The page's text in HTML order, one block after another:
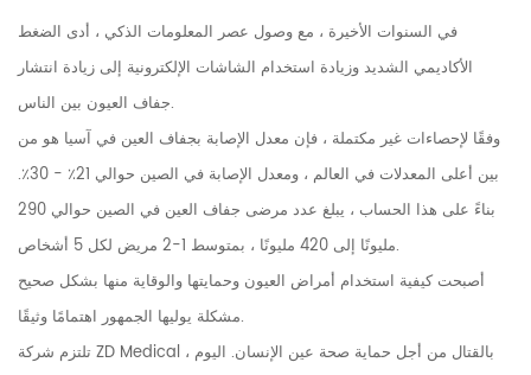
في السنوات الأخيرة ، مع وصول عصر المعلومات الذكي ، أدى الضغط
الأكاديمي الشديد وزيادة استخدام الشاشات الإلكترونية إلى زيادة انتشار
جفاف العيون بين الناس.
وفقًا لإحصاءات غير مكتملة ، فإن معدل الإصابة بجفاف العين في آسيا هو من
بين أعلى المعدلات في العالم ، ومعدل الإصابة في الصين حوالي 21٪ - 30٪.
بناءً على هذا الحساب ، يبلغ عدد مرضى جفاف العين في الصين حوالي 290
مليونًا إلى 420 مليونًا ، بمتوسط ​​1-2 مريض لكل 5 أشخاص.
أصبحت كيفية استخدام أمراض العيون وحمايتها والوقاية منها بشكل صحيح
مشكلة يوليها الجمهور اهتمامًا وثيقًا.
تلتزم شركة ZD Medical بالقتال من أجل حماية صحة عين الإنسان. اليوم ،